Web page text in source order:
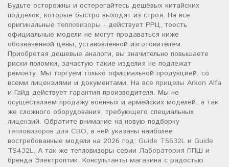
Будьте осторожны и остерегайтесь дешёвых китайских
подделок, которые быстро выходят из строя. На все
оригинальные тепловизоры - действует РРЦ, тоесть
официальные модели не могут продаваться ниже
обозначенной цены, установленной изготовителем.
Приобретая дешевые аналоги, вы значительно повышаете
риски поломки, зачастую такие изделия не подлежат
ремонту. Мы торгуем только официальной продукцией, со
всеми лицензиями и документами. На все прицелы Arkon Alfa
и Гайд действует гарантия производителя. Мы не
осуществляем продажу военных и армейских моделей, а так
же сложного оборудования, требующего специальных
лицензий. Обратите внимание на новую подборку
тепловизоров для СВО, в ней указаны наиболее
востребованные модели на 2026 год: Guide TS632L и Guide
TS432L. А так же тепловизоры серии Лаборатория ППШ и
бренда Электроптик. Консультанты магазина с радостью